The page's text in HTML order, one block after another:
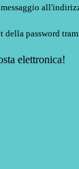
della password
elettronica!